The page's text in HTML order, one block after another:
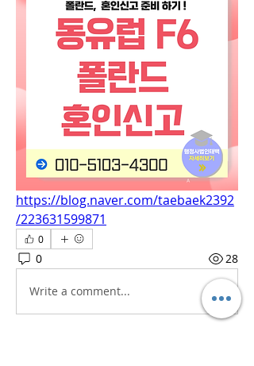
https://blog.naver.com/taebaek2392
/223631599871
0
0 28
Write a comment...